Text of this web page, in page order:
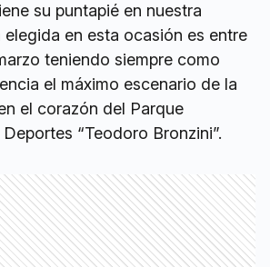
su puntapié en nuestra
en esta ocasión es entre
teniendo siempre como
el máximo escenario de la
el corazón del Parque
“Teodoro Bronzini”.